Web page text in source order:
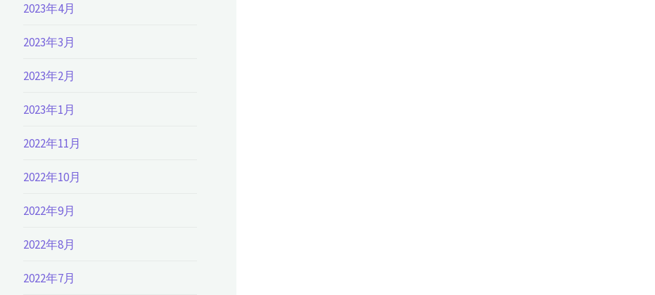
2023年4月
2023年3月
2023年2月
2023年1月
2022年11月
2022年10月
2022年9月
2022年8月
2022年7月